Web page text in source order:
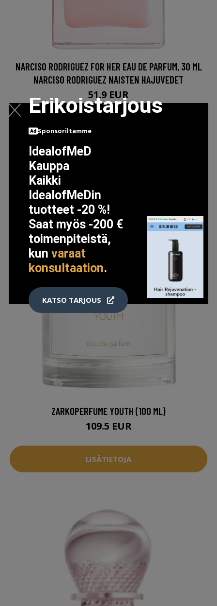
NARCISO RODRIGUEZ FOR HER EAU DE PARFUM, 30 ML
NARCISO RODRIGUEZ NAISTEN HAJUVEDET
51.9 EUR
LISÄTIETOJA
ZARKOPERFUME YOUTH (100 ML)
109.5 EUR
LISÄTIETOJA
Erikoistarjous
Sponsoriltamme
IdealofMeD
Kauppa
Kaikki
IdealofMeDin
tuotteet -20 %!
Saat myös -200 €
toimenpiteistä,
kunvaraat
konsultaation.
KATSO TARJOUS